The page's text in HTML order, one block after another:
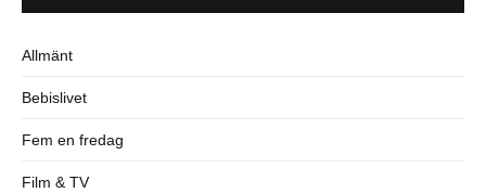
Allmänt
Bebislivet
Fem en fredag
Film & TV